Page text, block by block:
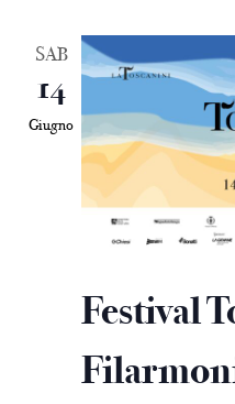
SAB
14
Giugno
Festival